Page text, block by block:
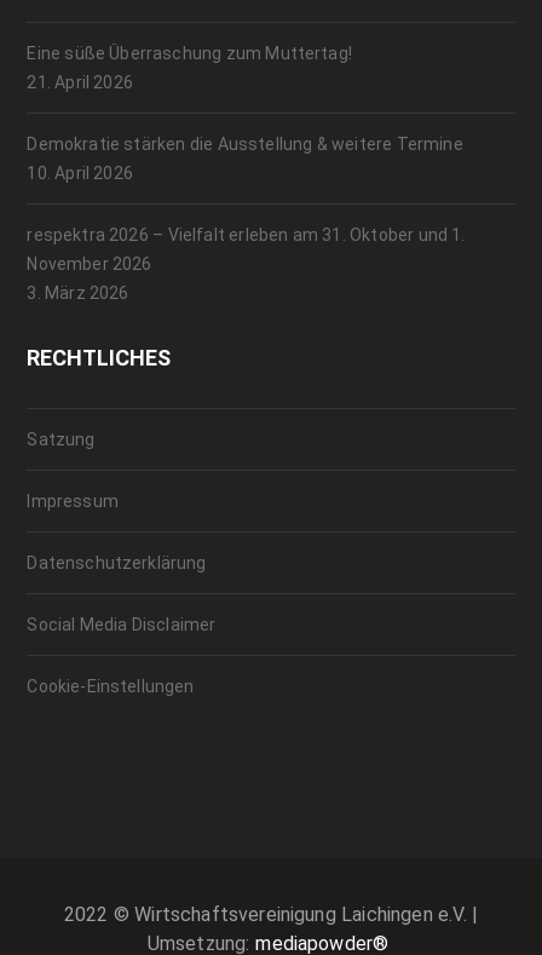
Eine süße Überraschung zum Muttertag!
21. April 2026
Demokratie stärken die Ausstellung & weitere Termine
10. April 2026
respektra 2026 – Vielfalt erleben am 31. Oktober und 1.
November 2026
3. März 2026
RECHTLICHES
Satzung
Impressum
Datenschutzerklärung
Social Media Disclaimer
Cookie-Einstellungen
2022 © Wirtschaftsvereinigung Laichingen e.V. |
Umsetzung: mediapowder®